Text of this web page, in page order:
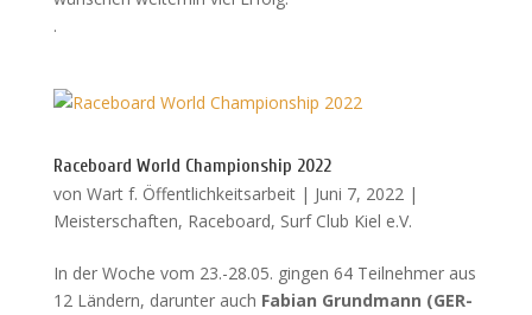
.
Raceboard World Championship 2022
von Wart f. Öffentlichkeitsarbeit| Juni 7, 2022|
Meisterschaften, Raceboard, Surf Club Kiel e.V.
In der Woche vom 23.-28.05. gingen 64 Teilnehmer aus
12 Ländern, darunter auch Fabian Grundmann (GER-